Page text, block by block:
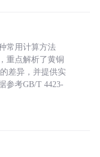
常用计算方法
重点解析了黄铜
差异，并提供实
参考GB/T 4423-